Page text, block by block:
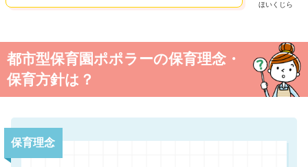
ほいくじら
都市型保育園ポポラーの保育理念・
保育方針は？
保育理念